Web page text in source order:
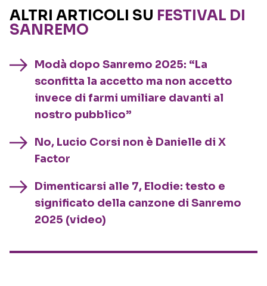
ALTRI ARTICOLI SU FESTIVAL DI
SANREMO
Modà dopo Sanremo 2025: “La
sconfitta la accetto ma non accetto
invece di farmi umiliare davanti al
nostro pubblico”
No, Lucio Corsi non è Danielle di X
Factor
Dimenticarsi alle 7, Elodie: testo e
significato della canzone di Sanremo
2025 (video)